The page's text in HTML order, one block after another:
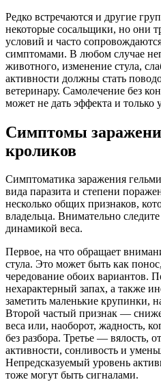
Редко встречаются и другие
некоторые сосальщики, но они
условий и часто
симптомами. В любом случае
животного, изменение стула,
активности должны стать
ветеринару. Самолечение без
может не дать эффекта и только
Симптомы
кроликов
Симптоматика заражения
вида паразита и степени
несколько общих признаков,
владельца. Внимательно
динамикой веса.
Первое, на что обращает
стула. Это может быть как
чередование обоих вариантов.
нехарактерный запах, а также
заметить маленькие крупинки,
Второй частый признак —
веса или, наоборот, жадность,
без разбора. Третье — вялость,
активности, сонливость и
Непредсказуемый уровень
тоже могут быть сигналами.